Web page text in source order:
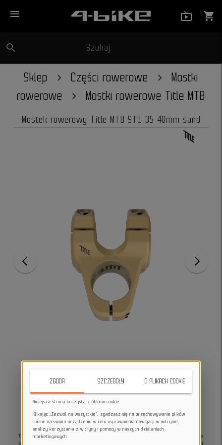
menu shopping_cart
search Szukaj
Sklep Części rowerowe
Mostki
rowerowe
Mostki rowerowe Title MTB
Mostek rowerowy Title MTB ST1 35 40mm sand
Title MTB ST1 40 mm Sand
to precyzyjnie wykonany mostek rowerowy, stworzony dla
osób, które potrzebują maksimum kontroli i wytrzymałości.
Wersja 35 mm średnicy i
ZGODA SZCZEGÓŁY O PLIKACH COOKIE
Niniejsza strona korzysta z plików cookie
Klikając „Zezwól na wszystkie”, zgadzasz się na przechowywanie plików
cookie na swoim urządzeniu w celu usprawnienia nawigacji w witrynie,
analizy korzystania z witryny i pomocy w naszych działaniach
marketingowych.